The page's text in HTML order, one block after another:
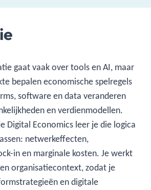
gaat vaak over tools en AI, maar
bepalen economische spelregels
software en data veranderen
en verdienmodellen.
Digital Economics leer je die logica
netwerkeffecten,
in en marginale kosten. Je werkt
organisatiecontext, zodat je
en digitale